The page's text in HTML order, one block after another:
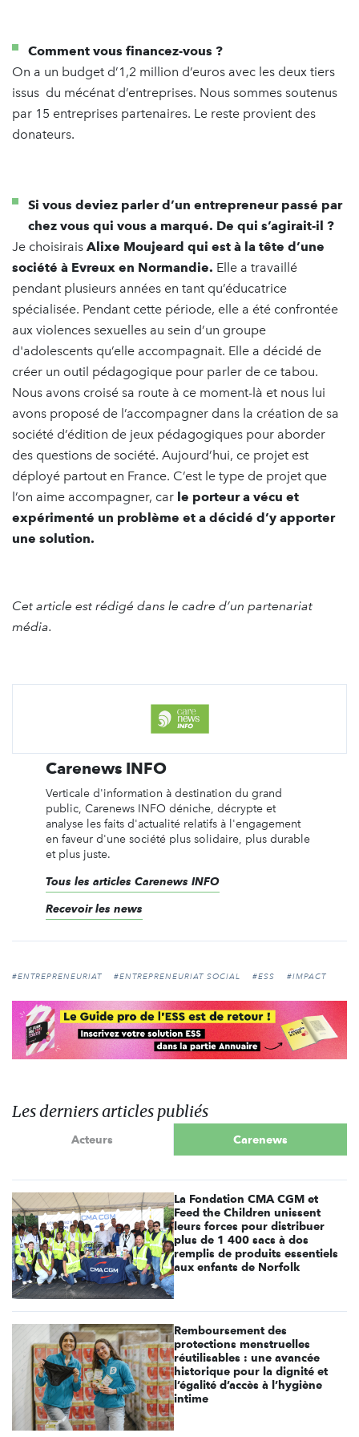
Comment vous financez-vous ?
On a un budget d’1,2 million d’euros avec les deux tiers
issus du mécénat d’entreprises. Nous sommes soutenus
par 15 entreprises partenaires. Le reste provient des
donateurs.
Si vous deviez parler d’un entrepreneur passé par
chez vous qui vous a marqué. De qui s’agirait-il ?
Je choisirais Alixe Moujeard qui est à la tête d’une
société à Evreux en Normandie. Elle a travaillé
pendant plusieurs années en tant qu’éducatrice
spécialisée. Pendant cette période, elle a été confrontée
aux violences sexuelles au sein d’un groupe
d'adolescents qu’elle accompagnait. Elle a décidé de
créer un outil pédagogique pour parler de ce tabou.
Nous avons croisé sa route à ce moment-là et nous lui
avons proposé de l’accompagner dans la création de sa
société d’édition de jeux pédagogiques pour aborder
des questions de société. Aujourd’hui, ce projet est
déployé partout en France. C’est le type de projet que
l’on aime accompagner, car le porteur a vécu et
expérimenté un problème et a décidé d’y apporter
une solution.
Cet article est rédigé dans le cadre d’un partenariat
média.
Carenews INFO
Verticale d'information à destination du grand
public, Carenews INFO déniche, décrypte et
analyse les faits d'actualité relatifs à l'engagement
en faveur d'une société plus solidaire, plus durable
et plus juste.
Tous les articles Carenews INFO
Recevoir les news
#ENTREPRENEURIAT #ENTREPRENEURIAT SOCIAL #ESS #IMPACT
Les derniers articles publiés
Acteurs Carenews
La Fondation CMA CGM et
Feed the Children unissent
leurs forces pour distribuer
plus de 1 400 sacs à dos
remplis de produits essentiels
aux enfants de Norfolk
Remboursement des
protections menstruelles
réutilisables : une avancée
historique pour la dignité et
l’égalité d’accès à l’hygiène
intime